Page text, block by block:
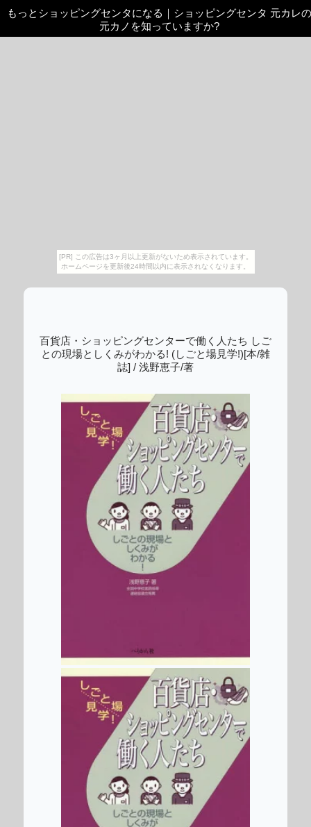
[PR] この広告は3ヶ月以上更新がないため表示されています。
ホームページを更新後24時間以内に表示されなくなります。
もっとショッピングセンタになる ｜ ショッピングセンタ 元カレの
元カノを知っていますか?
百貨店・ショッピングセンターで働く人たち しご
との現場としくみがわかる! (しごと場見学!)[本/雑
誌] / 浅野恵子/著